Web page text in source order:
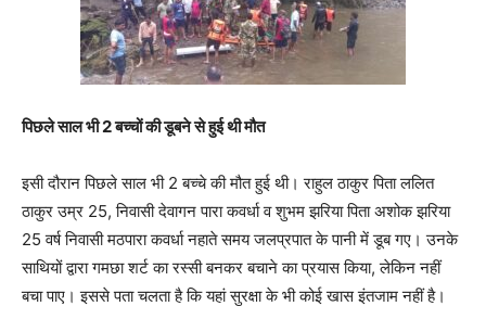
पिछले साल भी 2 बच्चों की डूबने से हुई थी मौत
इसी दौरान पिछले साल भी 2 बच्चे की मौत हुई थी। राहुल ठाकुर पिता ललित
ठाकुर उम्र 25, निवासी देवागन पारा कवर्धा व शुभम झरिया पिता अशोक झरिया
25 वर्ष निवासी मठपारा कवर्धा नहाते समय जलप्रपात के पानी में डूब गए। उनके
साथियों द्वारा गमछा शर्ट का रस्सी बनकर बचाने का प्रयास किया, लेकिन नहीं
बचा पाए। इससे पता चलता है कि यहां सुरक्षा के भी कोई खास इंतजाम नहीं है।